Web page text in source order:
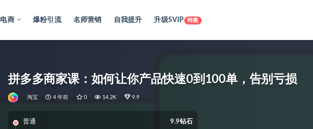
电商 爆粉引流 名师营销 自我提升 升级SVIP 特惠
拼多多商家课：如何让你产品快速0到100单，告别亏损
淘宝 4 年前 0 14.2K 9.9
普通 9.9钻石